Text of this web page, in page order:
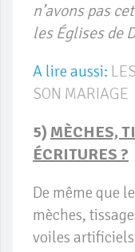
n’avons pas
les Églises de
A lire aussi:
SON MARIAGE
5) MÈCHES,
ÉCRITURES ?
De même que
mèches,
voiles